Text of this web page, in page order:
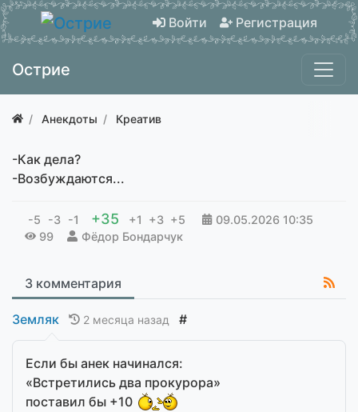
Войти Регистрация
Острие
Анекдоты Креатив
-Как дела?
-Возбуждаются...
-5 -3 -1 +35 +1 +3 +5 09.05.2026 10:35
99
Фёдор Бондарчук
3 комментария
Земляк 2 месяца назад #
Если бы анек начинался:
«Встретились два прокурора»
поставил бы +10